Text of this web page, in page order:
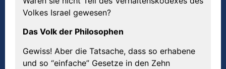
Volkes Israel gewesen?
Das Volk der Philosophen
Gewiss! Aber die Tatsache, dass so erhabene
und so “einfache” Gesetze in den Zehn